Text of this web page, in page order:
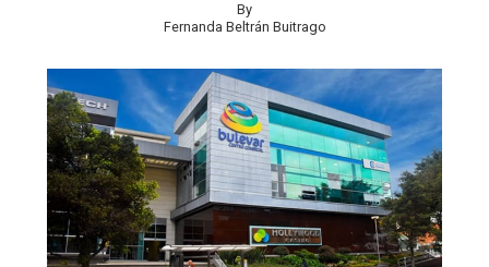
By
Fernanda Beltrán Buitrago